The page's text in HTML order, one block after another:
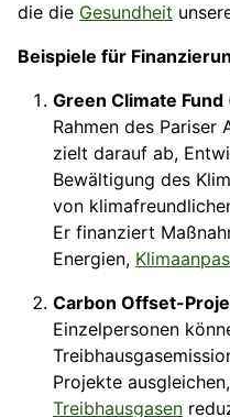
die die Gesundheit
Beispiele für
Green Climate Fund
Rahmen des Pariser
zielt darauf ab,
Bewältigung des
von
Er finanziert
Energien,
Carbon Offset-
Einzelpersonen
Projekte
Treibhausgasen